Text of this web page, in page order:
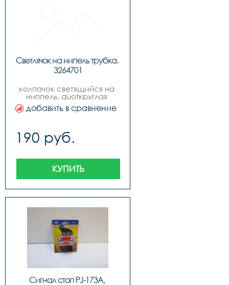
Светлячок на нипель трубка.
3264701
колпачок светящийся на
ниппель, quotкруглая
трубкаquot, инд. упак.
блистер
добавить в сравнение
190 руб.
КУПИТЬ
Сигнал стоп PJ-173A,